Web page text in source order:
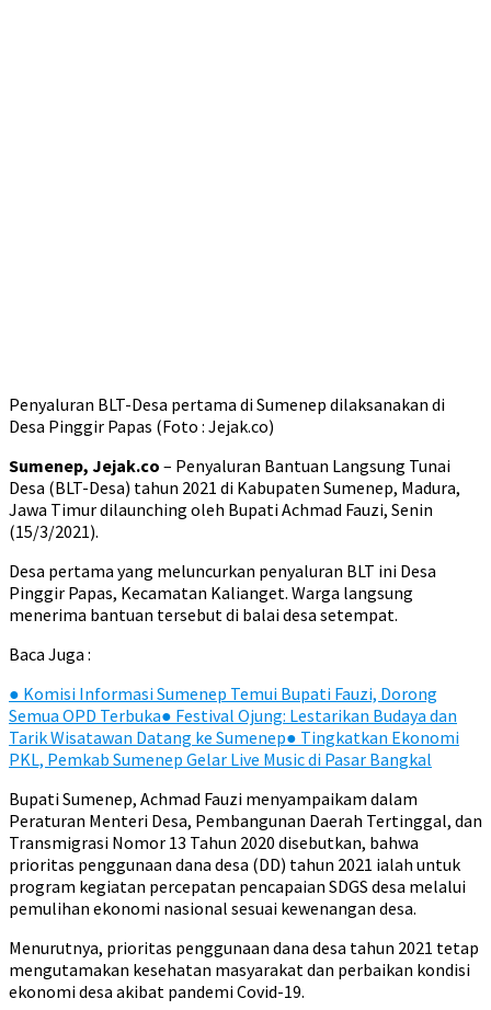
Penyaluran BLT-Desa pertama di Sumenep dilaksanakan di
Desa Pinggir Papas (Foto : Jejak.co)
Sumenep, Jejak.co – Penyaluran Bantuan Langsung Tunai
Desa (BLT-Desa) tahun 2021 di Kabupaten Sumenep, Madura,
Jawa Timur dilaunching oleh Bupati Achmad Fauzi, Senin
(15/3/2021).
Desa pertama yang meluncurkan penyaluran BLT ini Desa
Pinggir Papas, Kecamatan Kalianget. Warga langsung
menerima bantuan tersebut di balai desa setempat.
Baca Juga :
● Komisi Informasi Sumenep Temui Bupati Fauzi, Dorong
Semua OPD Terbuka● Festival Ojung: Lestarikan Budaya dan
Tarik Wisatawan Datang ke Sumenep● Tingkatkan Ekonomi
PKL, Pemkab Sumenep Gelar Live Music di Pasar Bangkal
Bupati Sumenep, Achmad Fauzi menyampaikam dalam
Peraturan Menteri Desa, Pembangunan Daerah Tertinggal, dan
Transmigrasi Nomor 13 Tahun 2020 disebutkan, bahwa
prioritas penggunaan dana desa (DD) tahun 2021 ialah untuk
program kegiatan percepatan pencapaian SDGS desa melalui
pemulihan ekonomi nasional sesuai kewenangan desa.
Menurutnya, prioritas penggunaan dana desa tahun 2021 tetap
mengutamakan kesehatan masyarakat dan perbaikan kondisi
ekonomi desa akibat pandemi Covid-19.